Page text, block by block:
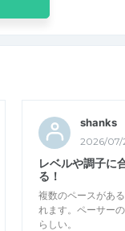
shanks
2026/07/
レベルや調子に
る！
複数のペースがあ
れます。ペーサー
らしい。